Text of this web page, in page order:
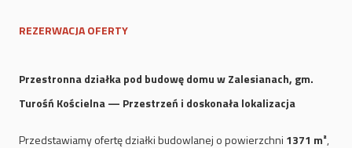
REZERWACJA OFERTY
Przestronna działka pod budowę domu w Zalesianach, gm.
Turośń Kościelna — Przestrzeń i doskonała lokalizacja
Przedstawiamy ofertę działki budowlanej o powierzchni 1371 m²,